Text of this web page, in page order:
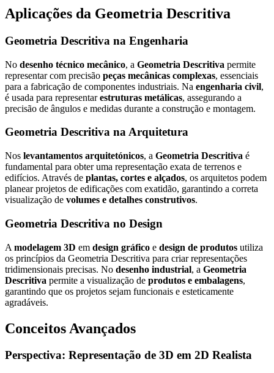
Aplicações da Geometria Descritiva
Geometria Descritiva na Engenharia
No desenho técnico mecânico, a Geometria Descritiva permite
representar com precisão peças mecânicas complexas, essenciais
para a fabricação de componentes industriais. Na engenharia civil,
é usada para representarestruturas metálicas, assegurando a
precisão de ângulos e medidas durante a construção e montagem.
Geometria Descritiva na Arquitetura
Nos levantamentos arquitetónicos, a Geometria Descritiva é
fundamental para obter uma representação exata de terrenos e
edifícios. Através de plantas, cortes e alçados, os arquitetos podem
planear projetos de edificações com exatidão, garantindo a correta
visualização de volumes e detalhes construtivos.
Geometria Descritiva no Design
A modelagem 3D em design gráfico e design de produtos utiliza
os princípios da Geometria Descritiva para criar representações
tridimensionais precisas. No desenho industrial, a Geometria
Descritiva permite a visualização de produtos e embalagens,
garantindo que os projetos sejam funcionais e esteticamente
agradáveis.
Conceitos Avançados
Perspectiva: Representação de 3D em 2D Realista